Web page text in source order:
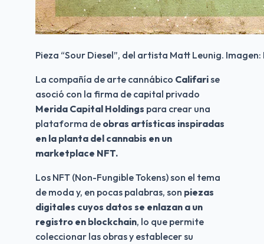
Pieza “Sour Diesel”, del artista Matt Leunig.
La compañía de arte cannábico Califari se
Merida Capital Holdings para crear una
plataforma de obras artísticas inspiradas
en la planta del cannabis en un
marketplace NFT.
Los NFT (Non-Fungible Tokens) son el tema
de moda y, en pocas palabras, son piezas
digitales cuyos datos se enlazan a un
registro en blockchain, lo que permite
coleccionar las obras y establecer su